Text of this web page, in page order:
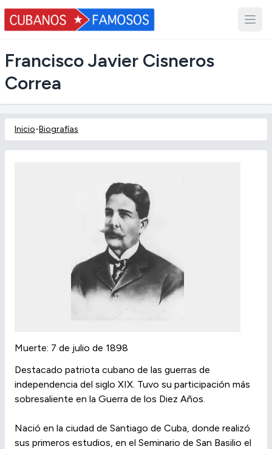
Francisco Javier Cisneros
Correa
Inicio-Biografías
Muerte: 7 de julio de 1898
Destacado patriota cubano de las guerras de
independencia del siglo XIX. Tuvo su participación más
sobresaliente en la Guerra de los Diez Años.
Nació en la ciudad de Santiago de Cuba, donde realizó
sus primeros estudios, en el Seminario de San Basilio el